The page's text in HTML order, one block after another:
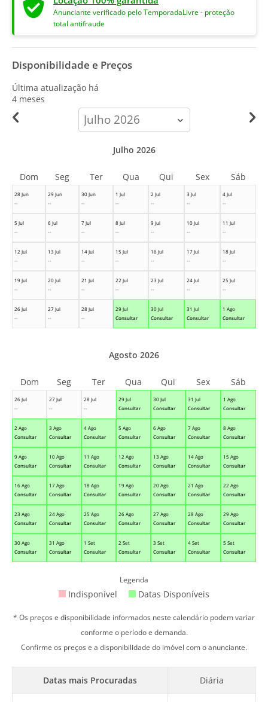
Anunciante verificado pelo TemporadaLivre - proteção
total antifraude
Disponibilidade e Preços
Última atualização há
4 meses
calendar-
month
28 Jun
--
29 Jun
--
30 Jun
--
1 Jul
--
2 Jul
--
3 Jul
--
4 Jul
--
5 Jul
--
6 Jul
--
7 Jul
--
8 Jul
--
9 Jul
--
10 Jul
--
11 Jul
--
12 Jul
--
13 Jul
--
14 Jul
--
15 Jul
--
16 Jul
--
17 Jul
--
18 Jul
--
19 Jul
--
20 Jul
--
21 Jul
--
22 Jul
--
23 Jul
--
24 Jul
--
25 Jul
--
26 Jul
--
27 Jul
--
28 Jul
--
29 Jul
Consultar
30 Jul
Consultar
31 Jul
Consultar
1 Ago
Consultar
Julho 2026
Dom Seg Ter Qua Qui Sex Sáb
26 Jul
--
27 Jul
--
28 Jul
--
29 Jul
Consultar
30 Jul
Consultar
31 Jul
Consultar
1 Ago
Consultar
2 Ago
Consultar
3 Ago
Consultar
4 Ago
Consultar
5 Ago
Consultar
6 Ago
Consultar
7 Ago
Consultar
8 Ago
Consultar
9 Ago
Consultar
10 Ago
Consultar
11 Ago
Consultar
12 Ago
Consultar
13 Ago
Consultar
14 Ago
Consultar
15 Ago
Consultar
16 Ago
Consultar
17 Ago
Consultar
18 Ago
Consultar
19 Ago
Consultar
20 Ago
Consultar
21 Ago
Consultar
22 Ago
Consultar
23 Ago
Consultar
24 Ago
Consultar
25 Ago
Consultar
26 Ago
Consultar
27 Ago
Consultar
28 Ago
Consultar
29 Ago
Consultar
30 Ago
Consultar
31 Ago
Consultar
1 Set
Consultar
2 Set
Consultar
3 Set
Consultar
4 Set
Consultar
5 Set
Consultar
Agosto 2026
Dom Seg Ter Qua Qui Sex Sáb
Legenda
Indisponível Datas Disponíveis
* Os preços e disponibilidade informados neste calendário podem variar
conforme o período e demanda.
Confirme os preços e a disponibilidade do imóvel com o anunciante.
Datas mais Procuradas Diária